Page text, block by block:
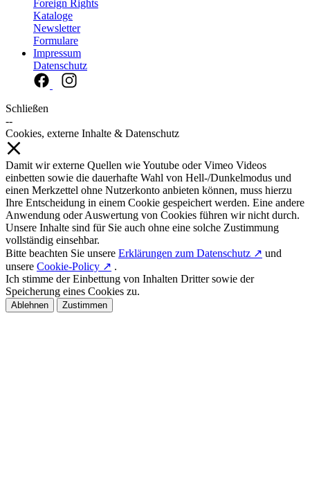
Foreign Rights
Kataloge
Newsletter
Formulare
Impressum
Datenschutz
Schließen
--
Cookies, externe Inhalte & Datenschutz
Damit wir externe Quellen wie Youtube oder Vimeo Videos
einbetten sowie die dauerhafte Wahl von Hell-/Dunkelmodus und
einen Merkzettel ohne Nutzerkonto anbieten können, muss hierzu
Ihre Entscheidung in einem Cookie gespeichert werden. Eine andere
Anwendung oder Auswertung von Cookies führen wir nicht durch.
Unsere Inhalte sind für Sie auch ohne eine solche Zustimmung
vollständig einsehbar.
Bitte beachten Sie unsere Erklärungen zum Datenschutz ↗ und
unsere Cookie-Policy ↗ .
Ich stimme der Einbettung von Inhalten Dritter sowie der
Speicherung eines Cookies zu.
Ablehnen Zustimmen